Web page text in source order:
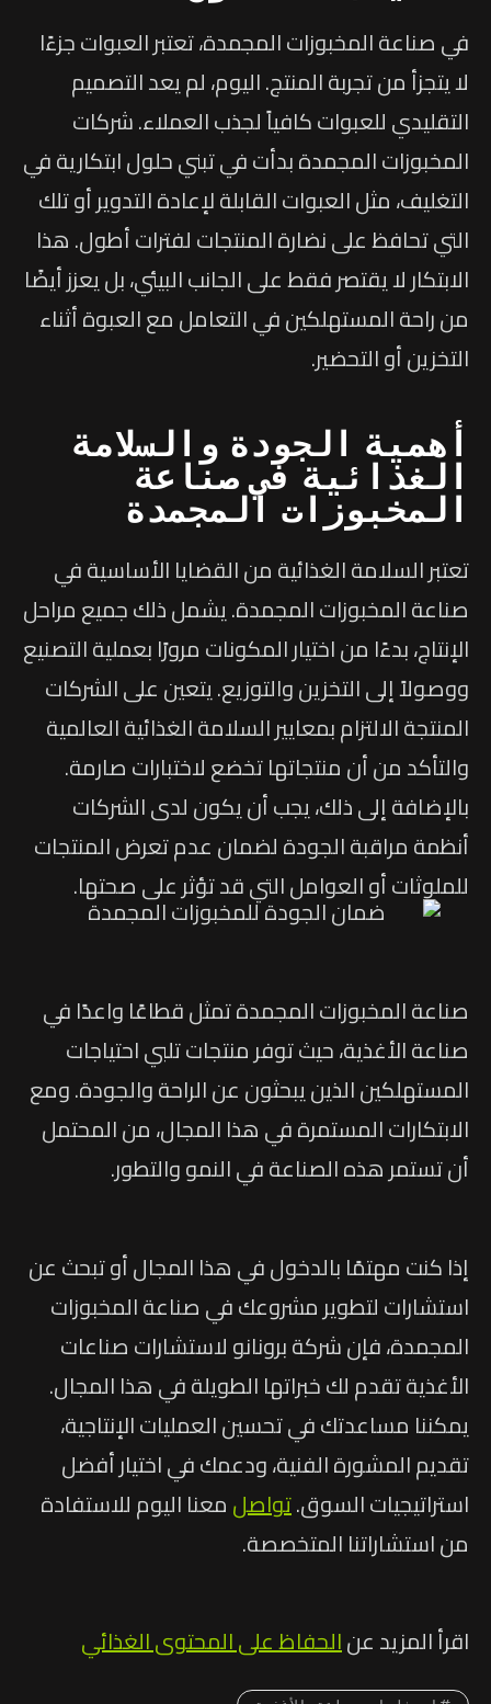
في صناعة المخبوزات المجمدة، تعتبر العبوات جزءًا
لا يتجزأ من تجربة المنتج. اليوم، لم يعد التصميم
التقليدي للعبوات كافياً لجذب العملاء. شركات
المخبوزات المجمدة بدأت في تبني حلول ابتكارية في
التغليف، مثل العبوات القابلة لإعادة التدوير أو تلك
التي تحافظ على نضارة المنتجات لفترات أطول. هذا
الابتكار لا يقتصر فقط على الجانب البيئي، بل يعزز أيضًا
من راحة المستهلكين في التعامل مع العبوة أثناء
التخزين أو التحضير.
أهمية الجودة والسلامة
الغذائية في صناعة
المخبوزات المجمدة
تعتبر السلامة الغذائية من القضايا الأساسية في
صناعة المخبوزات المجمدة. يشمل ذلك جميع مراحل
الإنتاج، بدءًا من اختيار المكونات مرورًا بعملية التصنيع
ووصولاً إلى التخزين والتوزيع. يتعين على الشركات
المنتجة الالتزام بمعايير السلامة الغذائية العالمية
والتأكد من أن منتجاتها تخضع لاختبارات صارمة.
بالإضافة إلى ذلك، يجب أن يكون لدى الشركات
أنظمة مراقبة الجودة لضمان عدم تعرض المنتجات
للملوثات أو العوامل التي قد تؤثر على صحتها.
صناعة المخبوزات المجمدة تمثل قطاعًا واعدًا في
صناعة الأغذية، حيث توفر منتجات تلبي احتياجات
المستهلكين الذين يبحثون عن الراحة والجودة. ومع
الابتكارات المستمرة في هذا المجال، من المحتمل
أن تستمر هذه الصناعة في النمو والتطور.
إذا كنت مهتمًا بالدخول في هذا المجال أو تبحث عن
استشارات لتطوير مشروعك في صناعة المخبوزات
المجمدة، فإن شركة برونانو لاستشارات صناعات
الأغذية تقدم لك خبراتها الطويلة في هذا المجال.
يمكننا مساعدتك في تحسين العمليات الإنتاجية،
تقديم المشورة الفنية، ودعمك في اختيار أفضل
استراتيجيات السوق.تواصلمعنا اليوم للاستفادة
من استشاراتنا المتخصصة.
اقرأ المزيد عنالحفاظ على المحتوى الغذائي